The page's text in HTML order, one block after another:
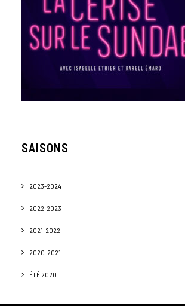
SAISONS
2023-2024
2022-2023
2021-2022
2020-2021
ÉTÉ 2020